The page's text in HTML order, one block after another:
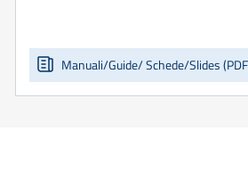
Manuali/Guide/ Schede/Slides